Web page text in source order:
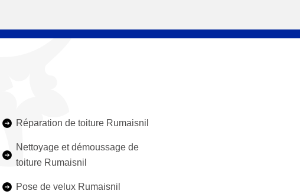
Réparation de toiture Rumaisnil
Nettoyage et démoussage de
toiture Rumaisnil
Pose de velux Rumaisnil